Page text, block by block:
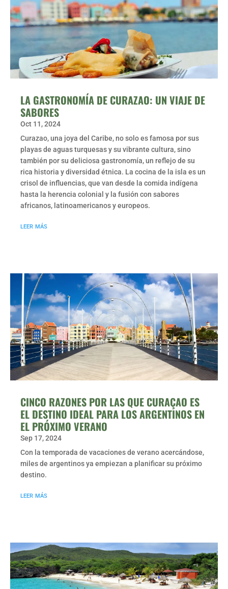
LA GASTRONOMÍA DE CURAZAO: UN VIAJE DE
SABORES
Oct 11, 2024
Curazao, una joya del Caribe, no solo es famosa por sus
playas de aguas turquesas y su vibrante cultura, sino
también por su deliciosa gastronomía, un reflejo de su
rica historia y diversidad étnica. La cocina de la isla es un
crisol de influencias, que van desde la comida indígena
hasta la herencia colonial y la fusión con sabores
africanos, latinoamericanos y europeos.
leer más
CINCO RAZONES POR LAS QUE CURAÇAO ES
EL DESTINO IDEAL PARA LOS ARGENTINOS EN
EL PRÓXIMO VERANO
Sep 17, 2024
Con la temporada de vacaciones de verano acercándose,
miles de argentinos ya empiezan a planificar su próximo
destino.
leer más